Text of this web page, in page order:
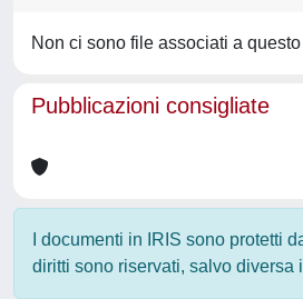
Non ci sono file associati a
Pubblicazioni consigliate
I documenti in IRIS sono protetti
diritti sono riservati, salvo diversa